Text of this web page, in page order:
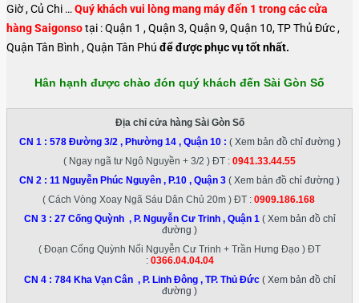
Giờ , Củ Chi … Quý khách vui lòng mang máy đến 1 trong các cửa
hàng Saigonsotại : Quận 1 , Quận 3, Quận 9, Quận 10, TP Thủ Đức ,
Quận Tân Bình , Quận Tân Phú để được phục vụ tốt nhất.
Hân hạnh được chào đón quý khách đến Sài Gòn Số
Địa chỉ cửa hàng Sài Gòn Số
CN 1 : 578 Đường 3/2 , Phường 14 , Quận 10: ( Xem bản đồ chỉ đường )
( Ngay ngã tư Ngô Nguyền + 3/2 ) ĐT : 0941.33.44.55
CN 2 : 11 Nguyễn Phúc Nguyên , P.10 , Quận 3 ( Xem bản đồ chỉ đường )
( Cách Vòng Xoay Ngã Sáu Dân Chủ 20m ) ĐT : 0909.186.168
CN 3 : 27 Cống Quỳnh , P. Nguyễn Cư Trinh , Quận 1 ( Xem bản đồ chỉ
đường )
( Đoạn Cống Quỳnh Nối Nguyễn Cư Trinh + Trần Hưng Đạo ) ĐT
: 0366.04.04.04
CN 4 : 784 Kha Vạn Cân , P. Linh Đông , TP. Thủ Đức( Xem bản đồ chỉ
đường )